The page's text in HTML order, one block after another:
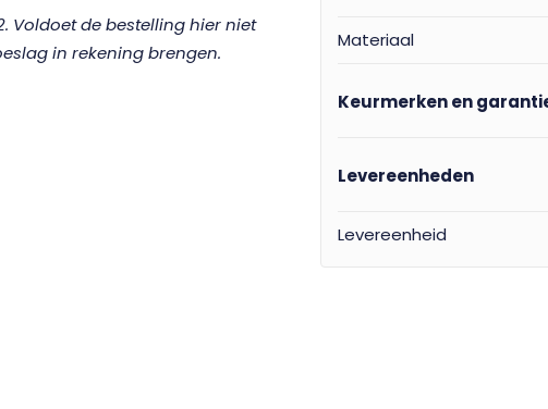
Voldoet de bestelling hier niet
in rekening brengen.
Materiaal
Keurmerken en
Levereenheden
Levereenheid